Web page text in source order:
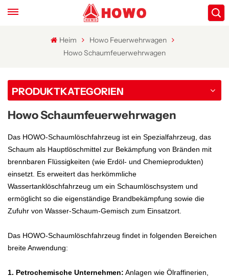
Heim
Howo Feuerwehrwagen
Howo Schaumfeuerwehrwagen
PRODUKTKATEGORIEN
Howo Schaumfeuerwehrwagen
Das HOWO-Schaumlöschfahrzeug ist ein Spezialfahrzeug, das
Schaum als Hauptlöschmittel zur Bekämpfung von Bränden mit
brennbaren Flüssigkeiten (wie Erdöl- und Chemieprodukten)
einsetzt. Es erweitert das herkömmliche
Wassertanklöschfahrzeug um ein Schaumlöschsystem und
ermöglicht so die eigenständige Brandbekämpfung sowie die
Zufuhr von Wasser-Schaum-Gemisch zum Einsatzort.
Das HOWO-Schaumlöschfahrzeug findet in folgenden Bereichen
breite Anwendung:
1. Petrochemische Unternehmen: Anlagen wie Ölraffinerien,